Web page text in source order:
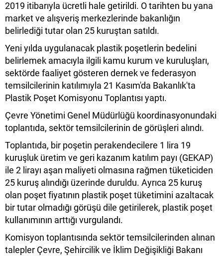
2019 itibarıyla ücretli hale getirildi. O tarihten bu yana
market ve alışveriş merkezlerinde bakanlığın
belirlediği tutar olan 25 kuruştan satıldı.
Yeni yılda uygulanacak plastik poşetlerin bedelini
belirlemek amacıyla ilgili kamu kurum ve kuruluşları,
sektörde faaliyet gösteren dernek ve federasyon
temsilcilerinin katılımıyla 21 Kasım'da Bakanlık'ta
Plastik Poşet Komisyonu Toplantısı yaptı.
Çevre Yönetimi Genel Müdürlüğü koordinasyonundaki
toplantıda, sektör temsilcilerinin de görüşleri alındı.
Toplantıda, bir poşetin perakendecilere 1 lira 19
kuruşluk üretim ve geri kazanım katılım payı (GEKAP)
ile 2 lirayı aşan maliyeti olmasına rağmen tüketiciden
25 kuruş alındığı üzerinde duruldu. Ayrıca 25 kuruş
olan poşet fiyatının plastik poşet tüketimini azaltacak
bir tutar olmadığı görüşü dile getirilerek, plastik poşet
kullanımının arttığı vurgulandı.
Komisyon toplantısında sektör temsilcilerinden alınan
talepler Çevre, Şehircilik ve İklim Değişikliği Bakanı